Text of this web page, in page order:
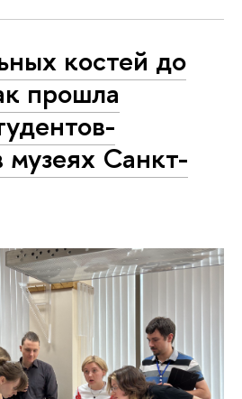
костей до
прошла
музеях Санкт-